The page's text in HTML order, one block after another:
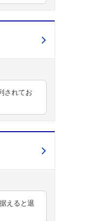
されてお
えると退